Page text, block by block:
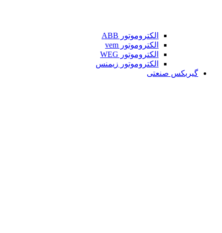
الکتروموتور ABB
الکتروموتور vem
الکتروموتور WEG
الکتروموتور زیمنس
گیربکس صنعتی